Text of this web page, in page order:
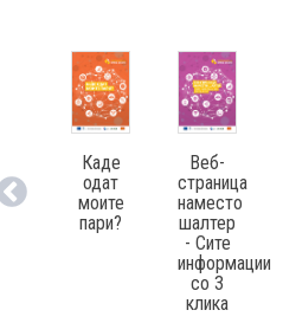
Каде
одат
моите
пари?
Веб-
страница
наместо
шалтер
- Сите
информации
со 3
клика